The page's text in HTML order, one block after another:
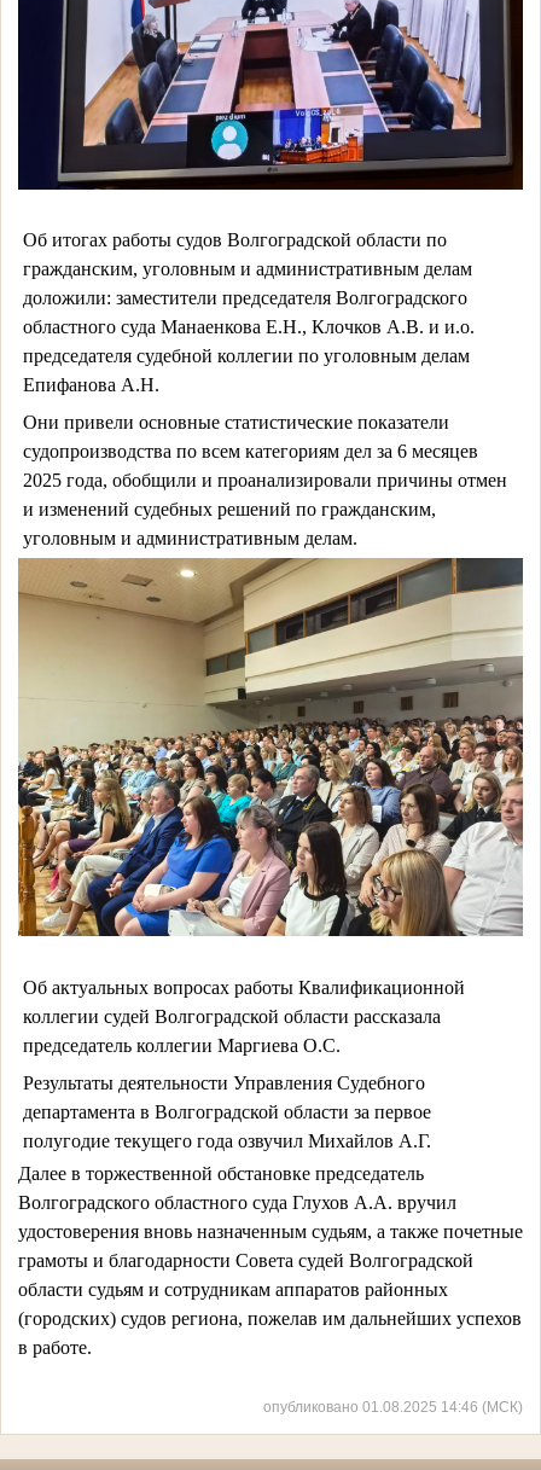
Об итогах работы судов Волгоградской области по
гражданским, уголовным и административным делам
доложили: заместители председателя Волгоградского
областного суда Манаенкова Е.Н., Клочков А.В. и и.о.
председателя судебной коллегии по уголовным делам
Епифанова А.Н.
Они привели основные статистические показатели
судопроизводства по всем категориям дел за 6 месяцев
2025 года, обобщили и проанализировали причины отмен
и изменений судебных решений по гражданским,
уголовным и административным делам.
Об актуальных вопросах работы Квалификационной
коллегии судей Волгоградской области рассказала
председатель коллегии Маргиева О.С.
Результаты деятельности Управления Судебного
департамента в Волгоградской области за первое
полугодие текущего года озвучил Михайлов А.Г.
Далее в торжественной обстановке председатель
Волгоградского областного суда Глухов А.А. вручил
удостоверения вновь назначенным судьям, а также почетные
грамоты и благодарности Совета судей Волгоградской
области судьям и сотрудникам аппаратов районных
(городских) судов региона, пожелав им дальнейших успехов
в работе.
опубликовано 01.08.2025 14:46 (МСК)